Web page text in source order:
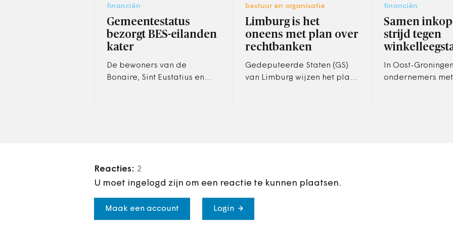
financiën
Gemeentestatus
bezorgt BES-eilanden
kater
De bewoners van de
Bonaire, Sint Eustatius en
bestuur en organisatie
Limburg is het
oneens met plan over
rechtbanken
Gedeputeerde Staten (GS)
van Limburg wijzen het plan
financiën
Samen
strijd tegen
In Oost-
ondernemers
Reacties: 2
U moet ingelogd zijn om een reactie te kunnen plaatsen.
Maak een account Login